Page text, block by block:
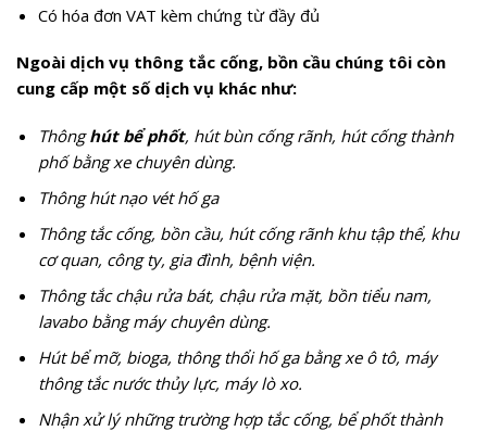
Có hóa đơn VAT kèm chứng từ đầy đủ
Ngoài dịch vụ thông tắc cống, bồn cầu chúng tôi còn
cung cấp một số dịch vụ khác như:
Thônghút bể phốt, hút bùn cống rãnh, hút cống thành
phố bằng xe chuyên dùng.
Thông hút nạo vét hố ga
Thông tắc cống, bồn cầu, hút cống rãnh khu tập thể, khu
cơ quan, công ty, gia đình, bệnh viện.
Thông tắc chậu rửa bát, chậu rửa mặt, bồn tiểu nam,
lavabo bằng máy chuyên dùng.
Hút bể mỡ, bioga, thông thổi hố ga bằng xe ô tô, máy
thông tắc nước thủy lực, máy lò xo.
Nhận xử lý những trường hợp tắc cống, bể phốt thành